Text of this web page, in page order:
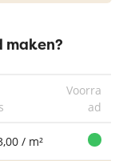
maken?
Voorra
ad
/ m²